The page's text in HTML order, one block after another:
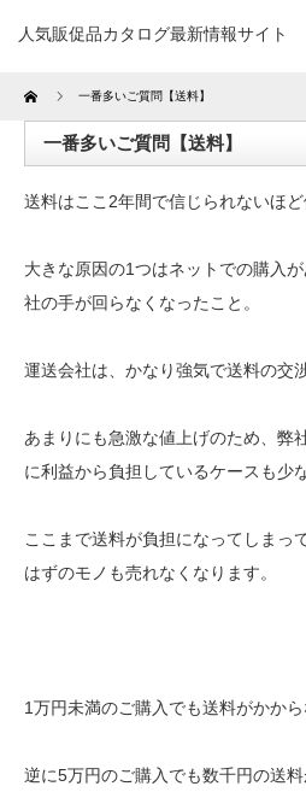
人気販促品カタログ最新情報サイト
Home 一番多いご質問【送料】
一番多いご質問【送料】
送料はここ2年間で信じられないほど
大きな原因の1つはネットでの購入
社の手が回らなくなったこと。
運送会社は、かなり強気で送料の交
あまりにも急激な値上げのため、弊
に利益から負担しているケースも少
ここまで送料が負担になってしまっ
はずのモノも売れなくなります。
1万円未満のご購入でも送料がかから
逆に5万円のご購入でも数千円の送料